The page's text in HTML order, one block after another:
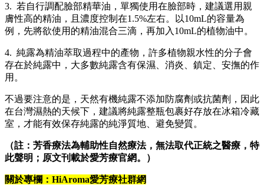
3. 若自行調配臉部精華油，單獨使用在臉部時，建議選用親
膚性高的精油，且濃度控制在1.5%左右。以10mL的容量為
例，先將欲使用的精油混合三滴，再加入10mL的植物油中。
4. 純露為精油萃取過程中的產物，許多植物親水性的分子會
存在於純露中，大多數純露含有保濕、消炎、鎮定、安撫的作
用。
不過要注意的是，天然有機純露不添加防腐劑或抗菌劑，因此
在台灣濕熱的天候下，建議將純露整瓶包裹好存放在冰箱冷藏
室，才能有效保存純露的純淨質地、避免變質。
（註：芳香療法為輔助性自然療法，無法取代正統之醫療，特
此聲明；原文刊載於愛芳療官網。）
關於專欄：HiAroma愛芳療社群網